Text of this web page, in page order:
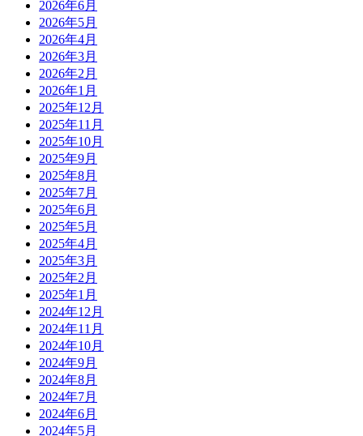
2026年6月
2026年5月
2026年4月
2026年3月
2026年2月
2026年1月
2025年12月
2025年11月
2025年10月
2025年9月
2025年8月
2025年7月
2025年6月
2025年5月
2025年4月
2025年3月
2025年2月
2025年1月
2024年12月
2024年11月
2024年10月
2024年9月
2024年8月
2024年7月
2024年6月
2024年5月